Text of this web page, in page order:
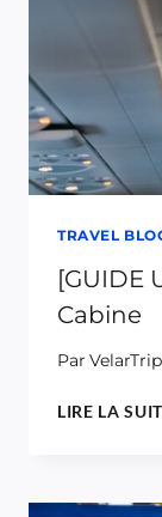
TRAVEL
[GUIDE
Cabine
Par VelarTrip
LIRE LA